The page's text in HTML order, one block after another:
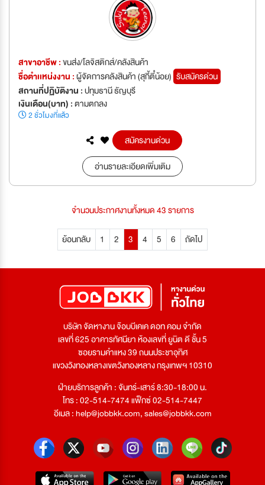
สาขาอาชีพ :ขนส่ง/โลจิสติกส์/คลังสินค้า
ชื่อตำเเหน่งงาน :ผู้จัดการคลังสินค้า (สุกี้ตี๋น้อย) รับสมัครด่วน
สถานที่ปฏิบัติงาน :ปทุมธานี ธัญบุรี
เงินเดือน(บาท) :ตามตกลง
2 ชั่วโมงที่แล้ว
สมัครงานด่วน
อ่านรายละเอียดเพิ่มเติม
จำนวนประกาศงานทั้งหมด 43 รายการ
ย้อนกลับ 1 2 3 4 5 6 ถัดไป
บริษัท จัดหางาน จ๊อบบีเคเค ดอท คอม จำกัด
เลขที่ 625 อาคารทัศนียา ห้องเลขที่ ยูนิต ดี ชั้น 5
ซอยรามคำแหง 39 ถนนประชาอุทิศ
แขวงวังทองหลางเขตวังทองหลาง กรุงเทพฯ 10310
ฝ่ายบริการลูกค้า : จันทร์-เสาร์ 8:30-18:00 น.
โทร : 02-514-7474 แฟ็กซ์ 02-514-7447
อีเมล :help@jobbkk.com,sales@jobbkk.com